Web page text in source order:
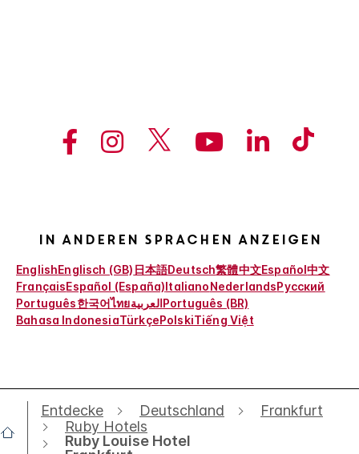
In anderen Sprachen anzeigen
EnglishEnglisch (GB) 日本語Deutsch繁體中文Español中文
FrançaisEspañol (España)ItalianoNederlandsРусский
Português한국어ไทยالعربيةPortuguês (BR)
Bahasa IndonesiaTürkçePolskiTiếng Việt
Entdecke Deutschland
Frankfurt
Ruby Hotels
Ruby Louise Hotel